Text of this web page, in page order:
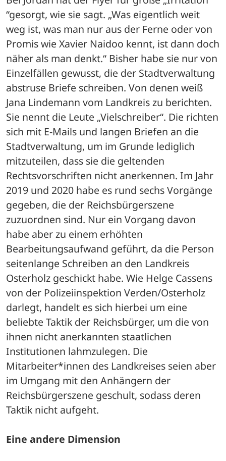
“gesorgt, wie sie sagt. „Was eigentlich weit
weg ist, was man nur aus der Ferne oder von
Promis wie Xavier Naidoo kennt, ist dann doch
näher als man denkt.“ Bisher habe sie nur von
Einzelfällen gewusst, die der Stadtverwaltung
abstruse Briefe schreiben. Von denen weiß
Jana Lindemann vom Landkreis zu berichten.
Sie nennt die Leute „Vielschreiber“. Die richten
sich mit E-Mails und langen Briefen an die
Stadtverwaltung, um im Grunde lediglich
mitzuteilen, dass sie die geltenden
Rechtsvorschriften nicht anerkennen. Im Jahr
2019 und 2020 habe es rund sechs Vorgänge
gegeben, die der Reichsbürgerszene
zuzuordnen sind. Nur ein Vorgang davon
habe aber zu einem erhöhten
Bearbeitungsaufwand geführt, da die Person
seitenlange Schreiben an den Landkreis
Osterholz geschickt habe. Wie Helge Cassens
von der Polizeiinspektion Verden/Osterholz
darlegt, handelt es sich hierbei um eine
beliebte Taktik der Reichsbürger, um die von
ihnen nicht anerkannten staatlichen
Institutionen lahmzulegen. Die
Mitarbeiter*innen des Landkreises seien aber
im Umgang mit den Anhängern der
Reichsbürgerszene geschult, sodass deren
Taktik nicht aufgeht.
Eine andere Dimension